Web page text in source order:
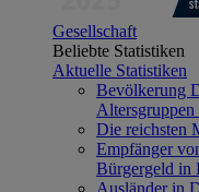
Gesellschaft
Beliebte Statistiken
Aktuelle Statistiken
Bevölkerung
Altersgruppen
Die reichsten
Empfänger
Bürgergeld in
Ausländer in